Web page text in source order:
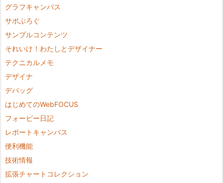
グラフキャンバス
サポぶろぐ
サンプルコンテンツ
それいけ！わたしとデザイナー
テクニカルメモ
デザイナ
デバッグ
はじめてのWebFOCUS
フォービー日記
レポートキャンバス
便利機能
技術情報
拡張チャートコレクション